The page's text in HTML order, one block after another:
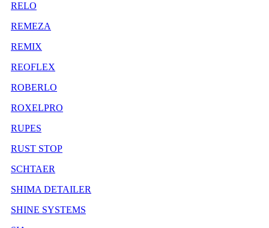
RELO
REMEZA
REMIX
REOFLEX
ROBERLO
ROXELPRO
RUPES
RUST STOP
SCHTAER
SHIMA DETAILER
SHINE SYSTEMS